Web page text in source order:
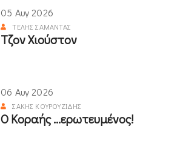
05 Αυγ 2026
ΤΈΛΗΣ ΣΑΜΑΝΤΆΣ
Τζον Χιούστον
06 Αυγ 2026
ΣΆΚΗΣ ΚΟΥΡΟΥΖΊΔΗΣ
Ο Κοραής ...ερωτευμένος!